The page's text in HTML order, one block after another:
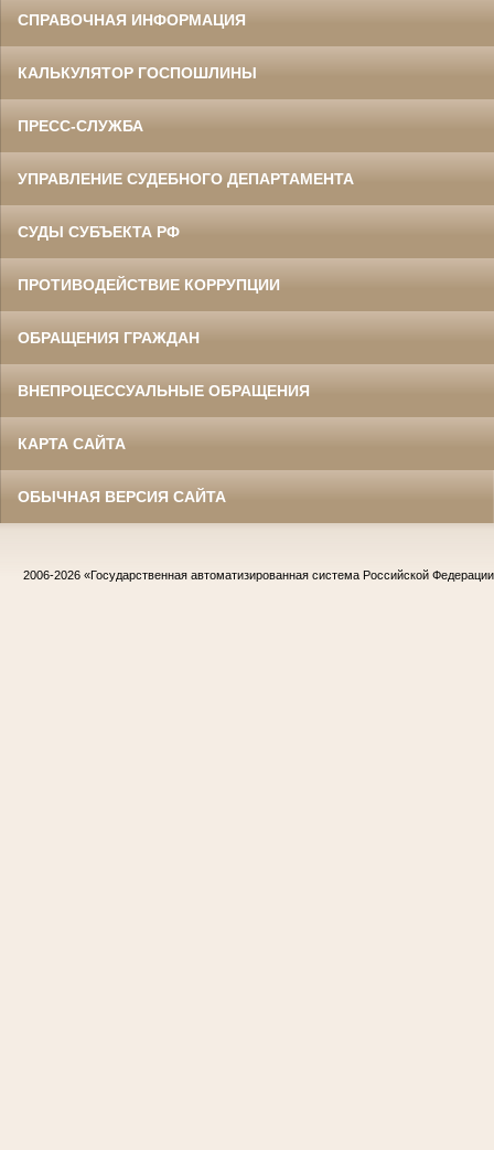
СПРАВОЧНАЯ ИНФОРМАЦИЯ
КАЛЬКУЛЯТОР ГОСПОШЛИНЫ
ПРЕСС-СЛУЖБА
УПРАВЛЕНИЕ СУДЕБНОГО ДЕПАРТАМЕНТА
СУДЫ СУБЪЕКТА РФ
ПРОТИВОДЕЙСТВИЕ КОРРУПЦИИ
ОБРАЩЕНИЯ ГРАЖДАН
ВНЕПРОЦЕССУАЛЬНЫЕ ОБРАЩЕНИЯ
КАРТА САЙТА
ОБЫЧНАЯ ВЕРСИЯ САЙТА
2006-2026 «Государственная автоматизированная система Российской